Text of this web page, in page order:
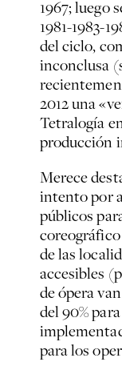
1967; luego
1981-1983-
del ciclo,
inconclusa
2012 una
Tetralogía
producción
Merece
intento por
públicos
de las
accesibles
de ópera
del 90%
para los